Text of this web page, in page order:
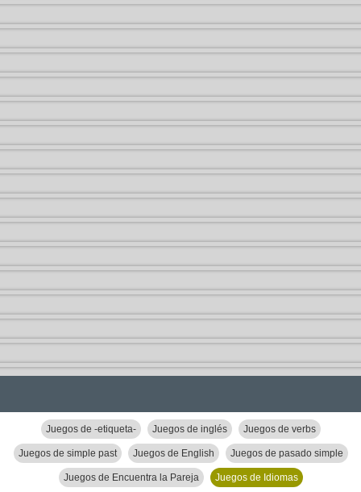
Juegos de -etiqueta- Juegos de inglés Juegos de verbs
Juegos de simple past Juegos de English Juegos de pasado simple
Juegos de Encuentra la Pareja Juegos de Idiomas